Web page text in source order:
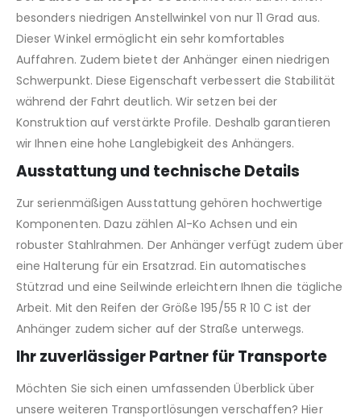
besonders niedrigen Anstellwinkel von nur 11 Grad aus.
Dieser Winkel ermöglicht ein sehr komfortables
Auffahren. Zudem bietet der Anhänger einen niedrigen
Schwerpunkt. Diese Eigenschaft verbessert die Stabilität
während der Fahrt deutlich. Wir setzen bei der
Konstruktion auf verstärkte Profile. Deshalb garantieren
wir Ihnen eine hohe Langlebigkeit des Anhängers.
Ausstattung und technische Details
Zur serienmäßigen Ausstattung gehören hochwertige
Komponenten. Dazu zählen Al-Ko Achsen und ein
robuster Stahlrahmen. Der Anhänger verfügt zudem über
eine Halterung für ein Ersatzrad. Ein automatisches
Stützrad und eine Seilwinde erleichtern Ihnen die tägliche
Arbeit. Mit den Reifen der Größe 195/55 R 10 C ist der
Anhänger zudem sicher auf der Straße unterwegs.
Ihr zuverlässiger Partner für Transporte
Möchten Sie sich einen umfassenden Überblick über
unsere weiteren Transportlösungen verschaffen? Hier